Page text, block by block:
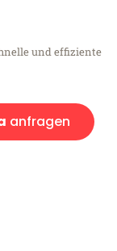
und effiziente
anfragen